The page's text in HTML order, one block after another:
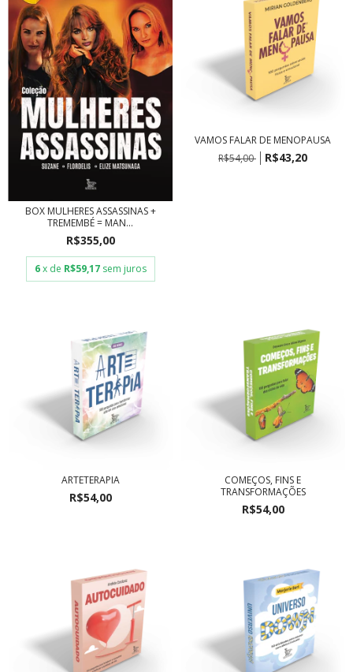
BOX MULHERES ASSASSINAS +
TREMEMBÉ = MAN...
R$355,00
6 x de R$59,17 sem juros
VAMOS FALAR DE MENOPAUSA
R$54,00
R$43,20
ARTETERAPIA
R$54,00
COMEÇOS, FINS E
TRANSFORMAÇÕES
R$54,00